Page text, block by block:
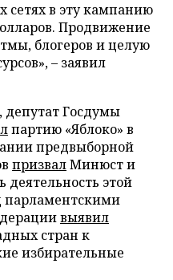
сетях в эту кампанию
Продвижение
блогеров и целую
– заявил
депутат Госдумы
партию «Яблоко» в
предвыборной
призвалМинюст и
деятельность этой
парламентскими
выявил
стран к
избирательные